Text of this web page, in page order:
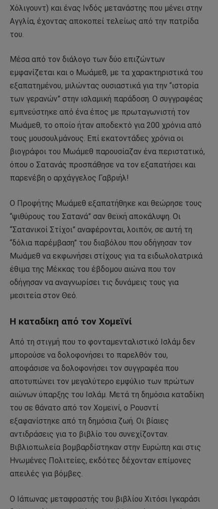
Χόλιγουντ) και ένας Ινδός μετανάστης που μένει στην
Αγγλία, έχοντας αποκοπεί τελείως από την πατρίδα
του.
Μέσα από τον διάλογο των δύο επιζώντων
εμφανίζεται και ο Μωάμεθ, με τα χαρακτηριστικά του
εξαπατημένου, μιλώντας ουσιαστικά για την “ιστορία
των γερανών” στην ισλαμική παράδοση. Ο συγγραφέας
εμπνεύστηκε από ένα έπος με πρωταγωνιστή τον
Μωάμεθ, το οποίο ήταν αποδεκτό για 200 χρόνια από
τους μουσουλμάνους. Επί εκατοντάδες χρόνια οι
βιογράφοι του Μωάμεθ παρουσίαζαν ένα περιστατικό,
όπου ο Σατανάς προσπάθησε να τον εξαπατήσει και
παρενέβη ο αρχάγγελος Γαβριήλ!
Ο Προφήτης Μωάμεθ εξαπατήθηκε και θεώρησε τους
“ψιθύρους του Σατανά” σαν θεϊκή αποκάλυψη. Οι
“Σατανικοί Στίχοι” αναφέρονται, λοιπόν, σε αυτή τη
“δόλια παρέμβαση” του διαβόλου που οδήγησαν τον
Μωάμεθ να εκφωνήσει στίχους για τα ειδωλολατρικά
έθιμα της Μέκκας του έβδομου αιώνα που τον
οδήγησαν να αναγνωρίσει τις δυνάμεις τους για
μεσιτεία στον Θεό.
Η καταδίκη από τον Χομεϊνί
Από τη στιγμή που το φονταμενταλιστικό Ισλάμ δεν
μπορούσε να δολοφονήσει το παρελθόν του,
αποφάσισε να δολοφονήσει τον συγγραφέα που
αποτυπώνει τον μεγαλύτερο εμφύλιο των πρώτων
αιώνων ύπαρξης του Ισλάμ. Μετά τη δημόσια καταδίκη
του σε θάνατο από τον Χομεϊνί, ο Ρουσντί
εξαφανίστηκε από τη δημόσια ζωή. Οι βίαιες
αντιδράσεις για το βιβλίο του συνεχίζονταν.
Βιβλιοπωλεία βομβαρδίστηκαν στην Ευρώπη και στις
Ηνωμένες Πολιτείες, εκδότες δέχονταν επίμονες
απειλές για βόμβες.
Ο Ιάπωνας μεταφραστής του βιβλίου Χιτόσι Ιγκαράσι